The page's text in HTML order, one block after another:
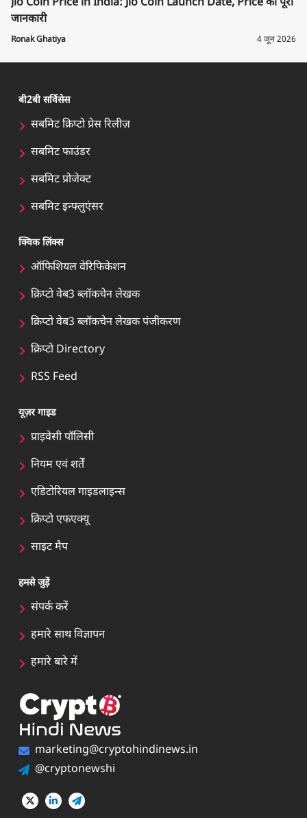
Jio Coin Price in India: Jio Coin Launch Date, Price की पूरी
जानकारी
Ronak Ghatiya 4 जून 2026
बी2बी सर्विसेस
सबमिट क्रिप्टो प्रेस रिलीज़
सबमिट फाउंडर
सबमिट प्रोजेक्ट
सबमिट इन्फ्लुएंसर
क्विक लिंक्स
ऑफिशियल वेरिफिकेशन
क्रिप्टो वेब3 ब्लॉकचेन लेखक
क्रिप्टो वेब3 ब्लॉकचेन लेखक पंजीकरण
क्रिप्टो Directory
RSS Feed
यूज़र गाइड
प्राइवेसी पॉलिसी
नियम एवं शर्तें
एडिटोरियल गाइडलाइन्स
क्रिप्टो एफएक्यू
साइट मैप
हमसे जुड़ें
संपर्क करें
हमारे साथ विज्ञापन
हमारे बारे में
marketing@cryptohindinews.in
@cryptonewshi